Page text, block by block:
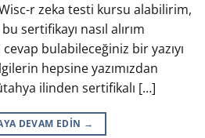
r zeka testi kursu alabilirim,
sertifikayı nasıl alırım
bulabileceğiniz bir yazıyı
hepsine yazımızdan
ilinden sertifikalı […]
DEVAM EDIN →